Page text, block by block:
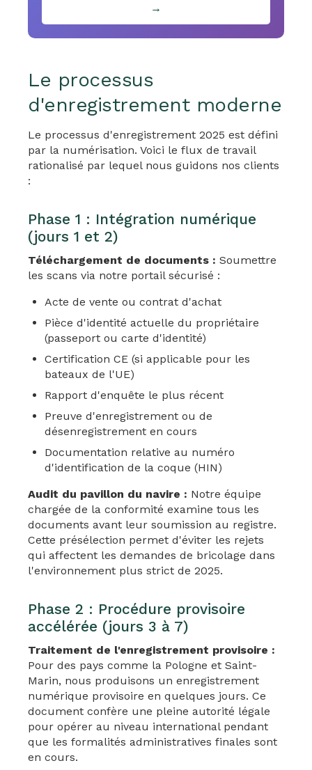
→
Le processus
d'enregistrement moderne
Le processus d'enregistrement 2025 est défini
par la numérisation. Voici le flux de travail
rationalisé par lequel nous guidons nos clients
:
Phase 1 : Intégration numérique
(jours 1 et 2)
Téléchargement de documents : Soumettre
les scans via notre portail sécurisé :
Acte de vente ou contrat d'achat
Pièce d'identité actuelle du propriétaire
(passeport ou carte d'identité)
Certification CE (si applicable pour les
bateaux de l'UE)
Rapport d'enquête le plus récent
Preuve d'enregistrement ou de
désenregistrement en cours
Documentation relative au numéro
d'identification de la coque (HIN)
Audit du pavillon du navire : Notre équipe
chargée de la conformité examine tous les
documents avant leur soumission au registre.
Cette présélection permet d'éviter les rejets
qui affectent les demandes de bricolage dans
l'environnement plus strict de 2025.
Phase 2 : Procédure provisoire
accélérée (jours 3 à 7)
Traitement de l'enregistrement provisoire :
Pour des pays comme la Pologne et Saint-
Marin, nous produisons un enregistrement
numérique provisoire en quelques jours. Ce
document confère une pleine autorité légale
pour opérer au niveau international pendant
que les formalités administratives finales sont
en cours.